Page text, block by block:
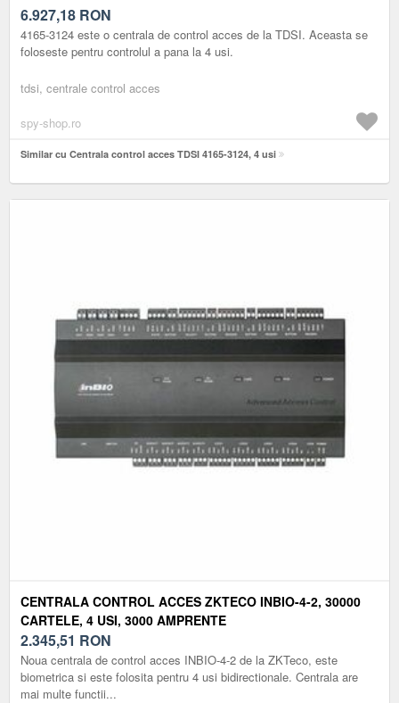
6.927,18 RON
4165-3124 este o centrala de control acces de la TDSI. Aceasta se
foloseste pentru controlul a pana la 4 usi.
tdsi, centrale control acces
spy-shop.ro
Similar cu Centrala control acces TDSI 4165-3124, 4 usi
CENTRALA CONTROL ACCES ZKTECO INBIO-4-2, 30000
CARTELE, 4 USI, 3000 AMPRENTE
2.345,51 RON
Noua centrala de control acces INBIO-4-2 de la ZKTeco, este
biometrica si este folosita pentru 4 usi bidirectionale. Centrala are
mai multe functii...